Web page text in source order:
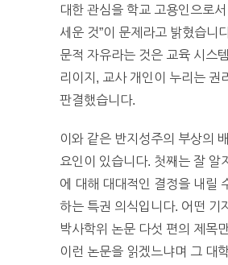
대한 관심을 학교 고용인으로
세운 것”이 문제라고 밝혔습니
문적 자유라는 것은 교육 시스
리이지, 교사 개인이 누리는 권
판결했습니다.
이와 같은 반지성주의 부상의
요인이 있습니다. 첫째는 잘 알
에 대해 대대적인 결정을 내릴
하는 특권 의식입니다. 어떤 기
박사학위 논문 다섯 편의 제목
이런 논문을 읽겠느냐며 그 대